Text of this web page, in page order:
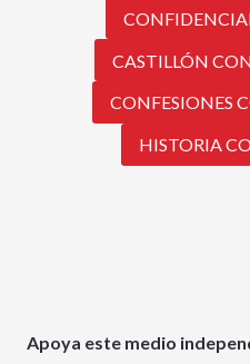
CASTILLÓN
CONFESIONES
HISTORIA
Apoya este medio